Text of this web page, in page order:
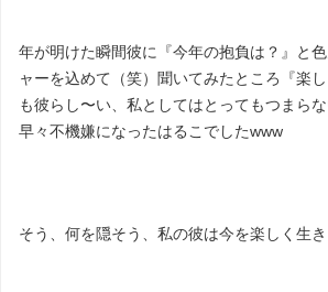
年が明けた瞬間彼に『今年の抱負は？』と
ャーを込めて（笑）聞いてみたところ『楽
も彼らし〜い、私としてはとってもつまら
早々不機嫌になったはるこでしたwww
そう、何を隠そう、私の彼は今を楽しく生き